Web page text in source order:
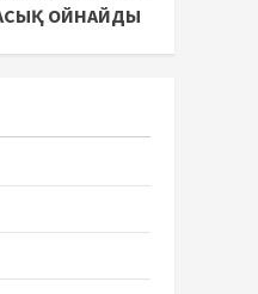
ОЙНАЙДЫ